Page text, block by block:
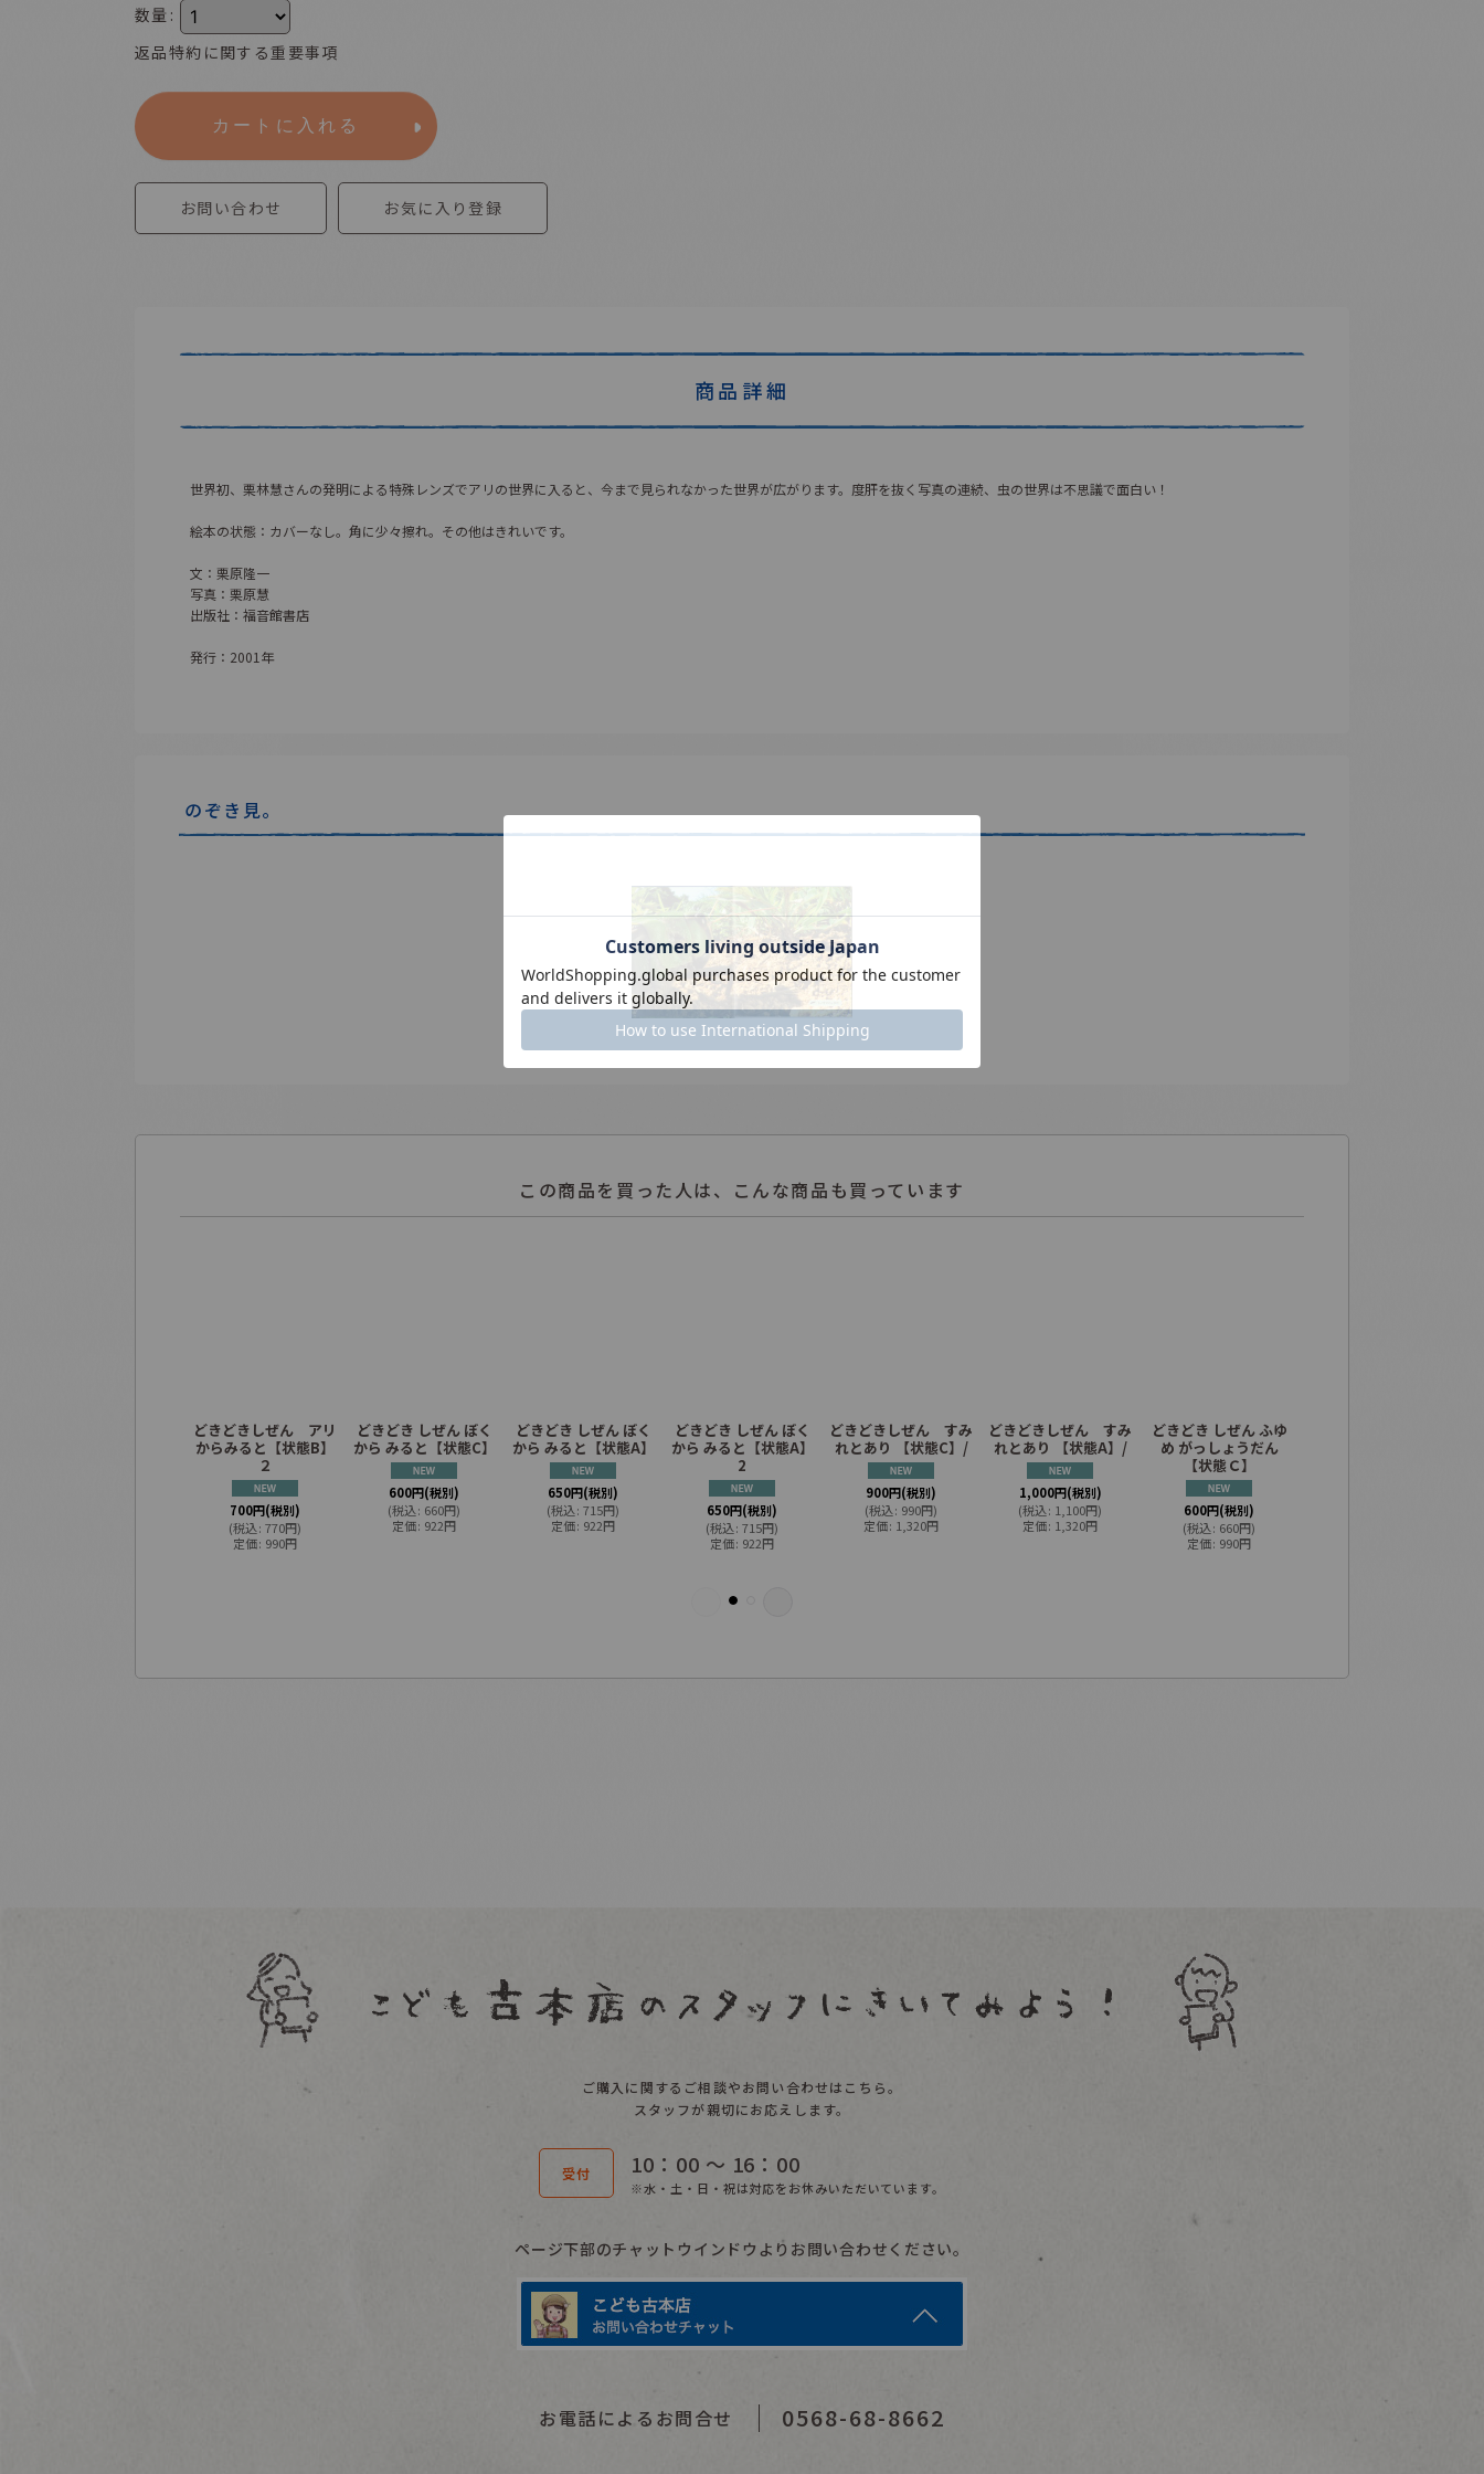
数量 :
返品特約に関する重要事項
カートに入れる
お問い合わせ お気に入り登録
商品詳細
世界初、栗林慧さんの発明による特殊レンズでアリの世界に入ると、今まで見られなかった世界が広がります。度肝を抜く写真の連続、虫の世界は不思議で面白い！
絵本の状態：カバーなし。角に少々擦れ。その他はきれいです。
文：栗原隆一
写真：栗原慧
出版社：福音館書店
発行：2001年
のぞき見。
この商品を買った人は、こんな商品も買っています
どきどきしぜん アリ
からみると【状態B】
２
700円(税別)
(税込: 770円)
定価: 990円
どきどき しぜん ぼく
から みると【状態C】
600円(税別)
(税込: 660円)
定価: 922円
どきどき しぜん ぼく
から みると【状態A】
650円(税別)
(税込: 715円)
定価: 922円
どきどき しぜん ぼく
から みると【状態A】
2
650円(税別)
(税込: 715円)
定価: 922円
どきどきしぜん すみ
れとあり 【状態C】/
900円(税別)
(税込: 990円)
定価: 1,320円
どきどきしぜん すみ
れとあり 【状態A】/
1,000円(税別)
(税込: 1,100円)
定価: 1,320円
どきどき しぜん ふゆ
め がっしょうだん
【状態Ｃ】
600円(税別)
(税込: 660円)
定価: 990円
ご購入に関するご相談やお問い合わせはこちら。
スタッフが親切にお応えします。
受付 10：00 〜 16：00
※水・土・日・祝は対応をお休みいただいています。
ページ下部のチャットウインドウよりお問い合わせください。
お電話によるお問合せ 0568-68-8662